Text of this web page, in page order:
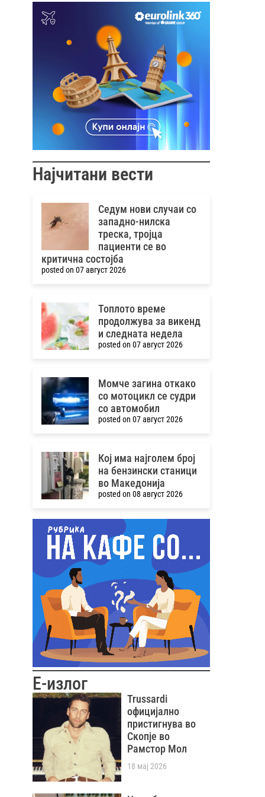
Најчитани вести
Седум нови случаи со
западно-нилска
треска, тројца
пациенти се во
критична состојба
posted on 07 август 2026
Топлото време
продолжува за викенд
и следната недела
posted on 07 август 2026
Момче загина откако
со мотоцикл се судри
со автомобил
posted on 07 август 2026
Кој има најголем број
на бензински станици
во Македонија
posted on 08 август 2026
Е-излог
Trussardi
официјално
пристигнува во
Скопје во
Рамстор Мол
18 мај 2026